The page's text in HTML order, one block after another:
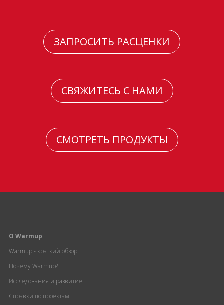
ЗАПРОСИТЬ РАСЦЕНКИ
СВЯЖИТЕСЬ С НАМИ
СМОТРЕТЬ ПРОДУКТЫ
О Warmup
Warmup - краткий обзор
Почему Warmup?
Исследования и развитие
Справки по проектам